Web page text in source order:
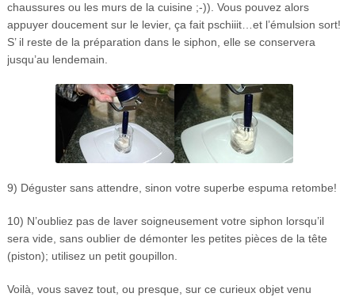
chaussures ou les murs de la cuisine ;-)). Vous pouvez alors
appuyer doucement sur le levier, ça fait pschiiit…et l’émulsion sort!
S’ il reste de la préparation dans le siphon, elle se conservera
jusqu’au lendemain.
9) Déguster sans attendre, sinon votre superbe espuma retombe!
10) N’oubliez pas de laver soigneusement votre siphon lorsqu’il
sera vide, sans oublier de démonter les petites pièces de la tête
(piston); utilisez un petit goupillon.
Voilà, vous savez tout, ou presque, sur ce curieux objet venu